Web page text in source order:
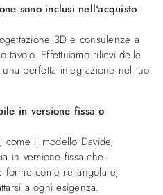
sono inclusi nell'acquisto
3D e consulenze a
tavolo. Effettuiamo rilievi delle
perfetta integrazione nel tuo
in versione fissa o
come il modello Davide,
in versione fissa che
come rettangolare,
a ogni esigenza.